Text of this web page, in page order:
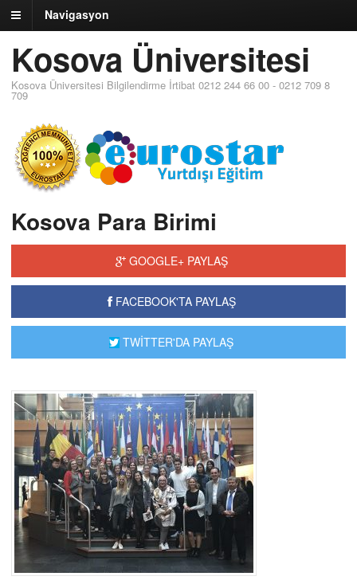
Navigasyon
Kosova Üniversitesi
Kosova Üniversitesi Bilgilendirme İrtibat 0212 244 66 00 - 0212 709 8
709
Kosova Para Birimi
GOOGLE+ PAYLAŞ
FACEBOOK'TA PAYLAŞ
TWİTTER'DA PAYLAŞ